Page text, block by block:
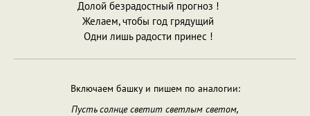
Долой безрадостный прогноз !
Желаем, чтобы год грядущий
Одни лишь радости принес !
Включаем башку и пишем по аналогии:
Пусть солнце светит светлым светом,